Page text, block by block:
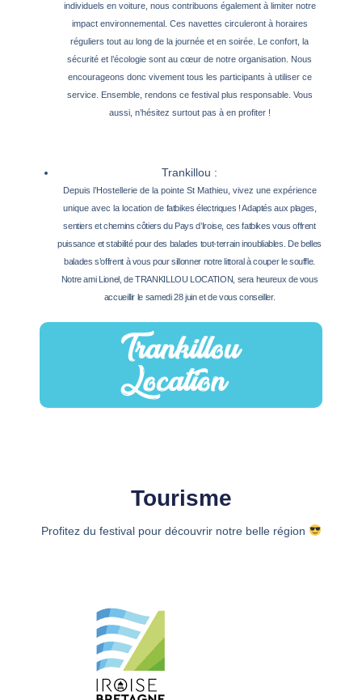
individuels en voiture, nous contribuons également à limiter notre
impact environnemental. Ces navettes circuleront à horaires
réguliers tout au long de la journée et en soirée. Le confort, la
sécurité et l’écologie sont au cœur de notre organisation. Nous
encourageons donc vivement tous les participants à utiliser ce
service. Ensemble, rendons ce festival plus responsable. Vous
aussi, n’hésitez surtout pas à en profiter !
Trankillou :
Depuis l’Hostellerie de la pointe St Mathieu, vivez une expérience
unique avec la location de fatbikes électriques ! Adaptés aux plages,
sentiers et chemins côtiers du Pays d’Iroise, cesfatbikes vous offrent
puissance et stabilité pour des balades tout-terrain inoubliables. De belles
balades s’offrent à vous pour sillonner notre littoral à couper le souffle.
Notre ami Lionel, deTRANKILLOU LOCATION , sera heureux de vous
accueillir le samedi 28 juin et de vous conseiller.
Tourisme
Profitez du festival pour découvrir notre belle région